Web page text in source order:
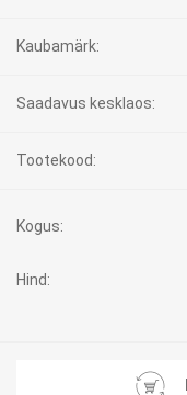
Kaubamärk:
Saadavus kesklaos:
Tootekood:
Kogus:
Hind: